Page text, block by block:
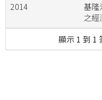
2014
基隆
之經
顯示 1 到 1